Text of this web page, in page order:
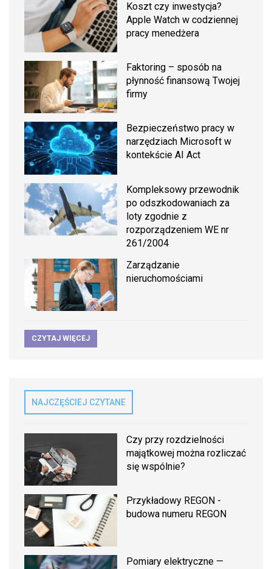
Koszt czy inwestycja?
Apple Watch w codziennej
pracy menedżera
Faktoring – sposób na
płynność finansową Twojej
firmy
Bezpieczeństwo pracy w
narzędziach Microsoft w
kontekście AI Act
Kompleksowy przewodnik
po odszkodowaniach za
loty zgodnie z
rozporządzeniem WE nr
261/2004
Zarządzanie
nieruchomościami
CZYTAJ WIĘCEJ
NAJCZĘŚCIEJ CZYTANE
Czy przy rozdzielności
majątkowej można rozliczać
się wspólnie?
Przykładowy REGON -
budowa numeru REGON
Pomiary elektryczne —